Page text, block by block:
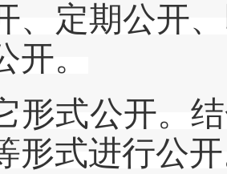
、定期公开
开。
形式公开。
形式进行公